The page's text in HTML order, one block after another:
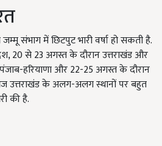
संभाग में छिटपुट भारी वर्षा हो सकती है.
20 से 23 अगस्त के दौरान उत्तराखंड और
हरियाणा और 22-25 अगस्त के दौरान
उत्तराखंड के अलग-अलग स्थानों पर बहुत
की है.